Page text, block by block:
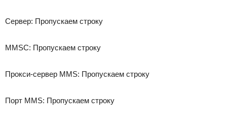
Сервер: Пропускаем строку
MMSC: Пропускаем строку
Прокси-сервер MMS: Пропускаем строку
Порт MMS: Пропускаем строку